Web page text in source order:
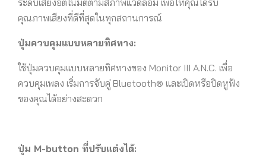
คุณภาพเสียงที่ดีที่สุดในทุกสถานการณ์
ปุ่มควบคุมแบบหลายทิศทาง:
ใช้ปุ่มควบคุมแบบหลายทิศทางของ Monitor III A.N.C. เพื่อ
ควบคุมเพลง เริ่มการจับคู่ Bluetooth® และเปิดหรือปิดหูฟัง
ของคุณได้อย่างสะดวก
ปุ่ม M-button ที่ปรับแต่งได้: